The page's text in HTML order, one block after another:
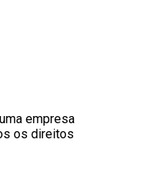
empresa
os direitos